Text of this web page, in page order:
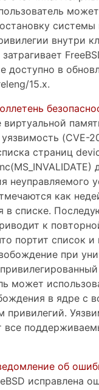
системы
внутри
доступно в
15.x.
уязвимость (CVE-
страниц
неуправляемого
как
в списке.
к
портит список и
при
может
в ядре с
привилегий.
все
об
исправлена